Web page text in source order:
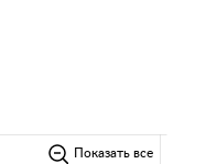
Показать все